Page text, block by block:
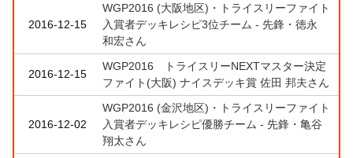
2016-12-15
WGP2016 (大阪地区)・トライスリーファイト
入賞者デッキレシピ3位チーム - 先鋒・徳永
和宏さん
2016-12-15
WGP2016 トライスリーNEXTマスター決定
ファイト(大阪) ナイスデッキ賞 佐田 邦夫さん
2016-12-02
WGP2016 (金沢地区)・トライスリーファイト
入賞者デッキレシピ優勝チーム - 先鋒・亀谷
翔太さん